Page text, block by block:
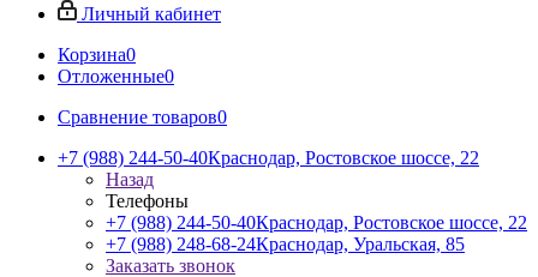
Личный кабинет
Корзина0
Отложенные0
Сравнение товаров0
+7 (988) 244-50-40Краснодар, Ростовское шоссе, 22
Назад
Телефоны
+7 (988) 244-50-40Краснодар, Ростовское шоссе, 22
+7 (988) 248-68-24Краснодар, Уральская, 85
Заказать звонок